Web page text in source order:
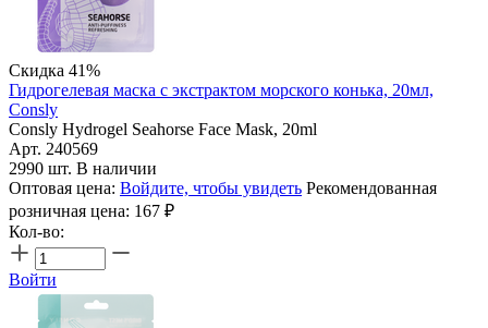
Скидка 41%
Гидрогелевая маска с экстрактом морского конька, 20мл,
Consly
Consly Hydrogel Seahorse Face Mask, 20ml
Арт. 240569
2990 шт. В наличии
Оптовая цена: Войдите, чтобы увидеть Рекомендованная
розничная цена: 167 ₽
Кол-во:
Войти